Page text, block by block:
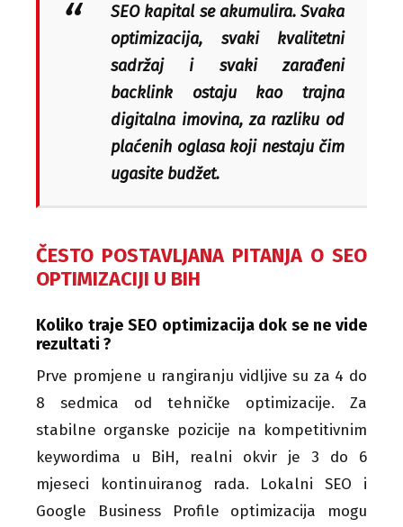
SEO kapital se akumulira. Svaka
optimizacija, svaki kvalitetni
sadržaj i svaki zarađeni
backlink ostaju kao trajna
digitalna imovina, za razliku od
plaćenih oglasa koji nestaju čim
ugasite budžet.
ČESTO POSTAVLJANA PITANJA O SEO
OPTIMIZACIJI U BIH
Koliko traje SEO optimizacija dok se ne vide
rezultati ?
Prve promjene u rangiranju vidljive su za 4 do
8 sedmica od tehničke optimizacije. Za
stabilne organske pozicije na kompetitivnim
keywordima u BiH, realni okvir je 3 do 6
mjeseci kontinuiranog rada. Lokalni SEO i
Google Business Profile optimizacija mogu